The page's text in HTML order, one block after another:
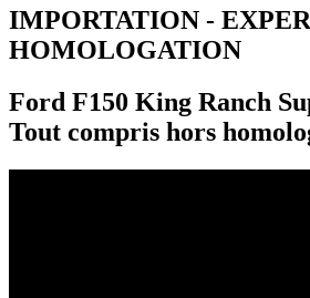
IMPORTATION -
HOMOLOGATION
Ford F150 King Ranch
Tout compris hors